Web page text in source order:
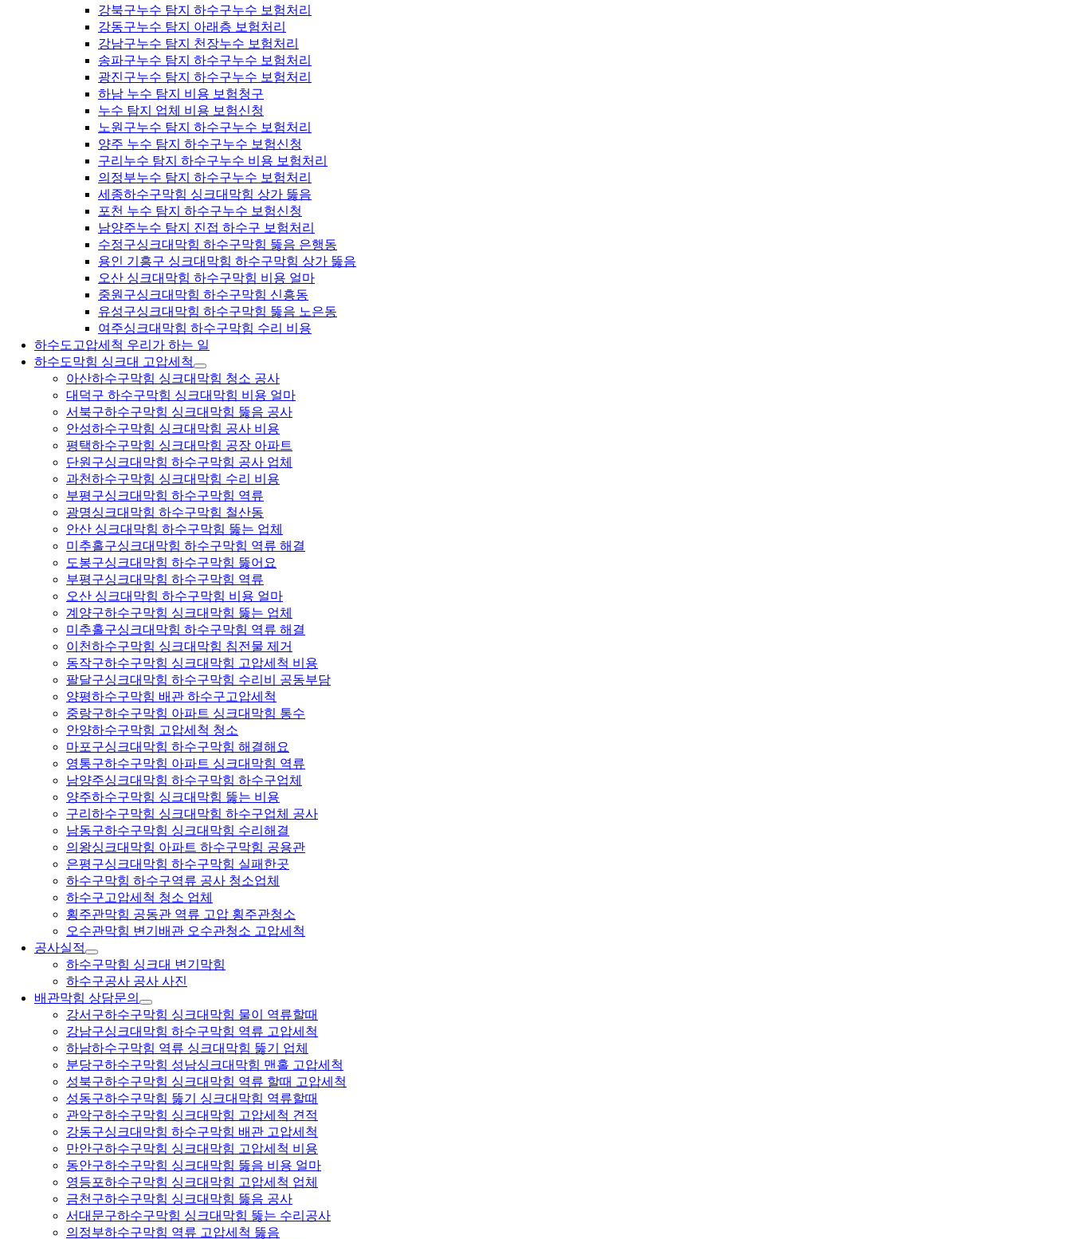
강북구누수 탐지 하수구누수 보험처리
강동구누수 탐지 아래층 보험처리
강남구누수 탐지 천장누수 보험처리
송파구누수 탐지 하수구누수 보험처리
광진구누수 탐지 하수구누수 보험처리
하남 누수 탐지 비용 보험청구
누수 탐지 업체 비용 보험신청
노원구누수 탐지 하수구누수 보험처리
양주 누수 탐지 하수구누수 보험신청
구리누수 탐지 하수구누수 비용 보험처리
의정부누수 탐지 하수구누수 보험처리
세종하수구막힘 싱크대막힘 상가 뚫음
포천 누수 탐지 하수구누수 보험신청
남양주누수 탐지 진접 하수구 보험처리
수정구싱크대막힘 하수구막힘 뚫음 은행동
용인 기흥구 싱크대막힘 하수구막힘 상가 뚫음
오산 싱크대막힘 하수구막힘 비용 얼마
중원구싱크대막힘 하수구막힘 신흥동
유성구싱크대막힘 하수구막힘 뚫음 노은동
여주싱크대막힘 하수구막힘 수리 비용
하수도고압세척 우리가 하는 일
하수도막힘 싱크대 고압세척
아산하수구막힘 싱크대막힘 청소 공사
대덕구 하수구막힘 싱크대막힘 비용 얼마
서북구하수구막힘 싱크대막힘 뚫음 공사
안성하수구막힘 싱크대막힘 공사 비용
평택하수구막힘 싱크대막힘 공장 아파트
단원구싱크대막힘 하수구막힘 공사 업체
과천하수구막힘 싱크대막힘 수리 비용
부평구싱크대막힘 하수구막힘 역류
광명싱크대막힘 하수구막힘 철산동
안산 싱크대막힘 하수구막힘 뚫는 업체
미추홀구싱크대막힘 하수구막힘 역류 해결
도봉구싱크대막힘 하수구막힘 뚫어요
부평구싱크대막힘 하수구막힘 역류
오산 싱크대막힘 하수구막힘 비용 얼마
계양구하수구막힘 싱크대막힘 뚫는 업체
미추홀구싱크대막힘 하수구막힘 역류 해결
이천하수구막힘 싱크대막힘 침전물 제거
동작구하수구막힘 싱크대막힘 고압세척 비용
팔달구싱크대막힘 하수구막힘 수리비 공동부담
양평하수구막힘 배관 하수구고압세척
중랑구하수구막힘 아파트 싱크대막힘 통수
안양하수구막힘 고압세척 청소
마포구싱크대막힘 하수구막힘 해결해요
영통구하수구막힘 아파트 싱크대막힘 역류
남양주싱크대막힘 하수구막힘 하수구업체
양주하수구막힘 싱크대막힘 뚫는 비용
구리하수구막힘 싱크대막힘 하수구업체 공사
남동구하수구막힘 싱크대막힘 수리해결
의왕싱크대막힘 아파트 하수구막힘 공용관
은평구싱크대막힘 하수구막힘 실패한곳
하수구막힘 하수구역류 공사 청소업체
하수구고압세척 청소 업체
횡주관막힘 공동관 역류 고압 횡주관청소
오수관막힘 변기배관 오수관청소 고압세척
공사실적
하수구막힘 싱크대 변기막힘
하수구공사 공사 사진
배관막힘 상담문의
강서구하수구막힘 싱크대막힘 물이 역류할때
강남구싱크대막힘 하수구막힘 역류 고압세척
하남하수구막힘 역류 싱크대막힘 뚫기 업체
분당구하수구막힘 성남싱크대막힘 맨홀 고압세척
성북구하수구막힘 싱크대막힘 역류 할때 고압세척
성동구하수구막힘 뚫기 싱크대막힘 역류할때
관악구하수구막힘 싱크대막힘 고압세척 견적
강동구싱크대막힘 하수구막힘 배관 고압세척
만안구하수구막힘 싱크대막힘 고압세척 비용
동안구하수구막힘 싱크대막힘 뚫음 비용 얼마
영등포하수구막힘 싱크대막힘 고압세척 업체
금천구하수구막힘 싱크대막힘 뚫음 공사
서대문구하수구막힘 싱크대막힘 뚫는 수리공사
의정부하수구막힘 역류 고압세척 뚫음